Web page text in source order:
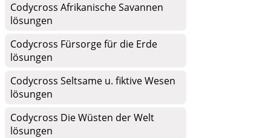
Codycross Afrikanische Savannen
lösungen
Codycross Fürsorge für die Erde
lösungen
Codycross Seltsame u. fiktive Wesen
lösungen
Codycross Die Wüsten der Welt
lösungen